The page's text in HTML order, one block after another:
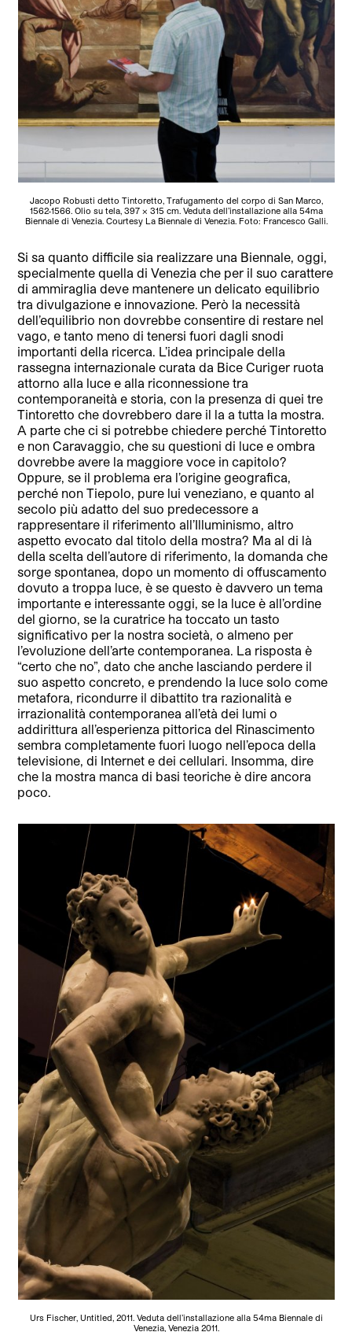
Jacopo Robusti detto Tintoretto, Trafugamento del corpo di San Marco,
1562-1566. Olio su tela, 397 x 315 cm. Veduta dell’installazione alla 54ma
Biennale di Venezia. Courtesy La Biennale di Venezia. Foto: Francesco Galli.
Si sa quanto difficile sia realizzare una Biennale, oggi,
specialmente quella di Venezia che per il suo carattere
di ammiraglia deve mantenere un delicato equilibrio
tra divulgazione e innovazione. Però la necessità
dell’equilibrio non dovrebbe consentire di restare nel
vago, e tanto meno di tenersi fuori dagli snodi
importanti della ricerca. L’idea principale della
rassegna internazionale curata da Bice Curiger ruota
attorno alla luce e alla riconnessione tra
contemporaneità e storia, con la presenza di quei tre
Tintoretto che dovrebbero dare il la a tutta la mostra.
A parte che ci si potrebbe chiedere perché Tintoretto
e non Caravaggio, che su questioni di luce e ombra
dovrebbe avere la maggiore voce in capitolo?
Oppure, se il problema era l’origine geografica,
perché non Tiepolo, pure lui veneziano, e quanto al
secolo più adatto del suo predecessore a
rappresentare il riferimento all’Illuminismo, altro
aspetto evocato dal titolo della mostra? Ma al di là
della scelta dell’autore di riferimento, la domanda che
sorge spontanea, dopo un momento di offuscamento
dovuto a troppa luce, è se questo è davvero un tema
importante e interessante oggi, se la luce è all’ordine
del giorno, se la curatrice ha toccato un tasto
significativo per la nostra società, o almeno per
l’evoluzione dell’arte contemporanea. La risposta è
“certo che no”, dato che anche lasciando perdere il
suo aspetto concreto, e prendendo la luce solo come
metafora, ricondurre il dibattito tra razionalità e
irrazionalità contemporanea all’età dei lumi o
addirittura all’esperienza pittorica del Rinascimento
sembra completamente fuori luogo nell’epoca della
televisione, di Internet e dei cellulari. Insomma, dire
che la mostra manca di basi teoriche è dire ancora
poco.
Urs Fischer, Untitled, 2011. Veduta dell’installazione alla 54ma Biennale di
Venezia, Venezia 2011.